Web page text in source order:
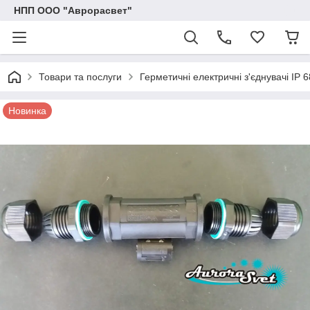
НПП ООО "Аврорасвет"
Товари та послуги Герметичні електричні з'єднувачі IP
Новинка